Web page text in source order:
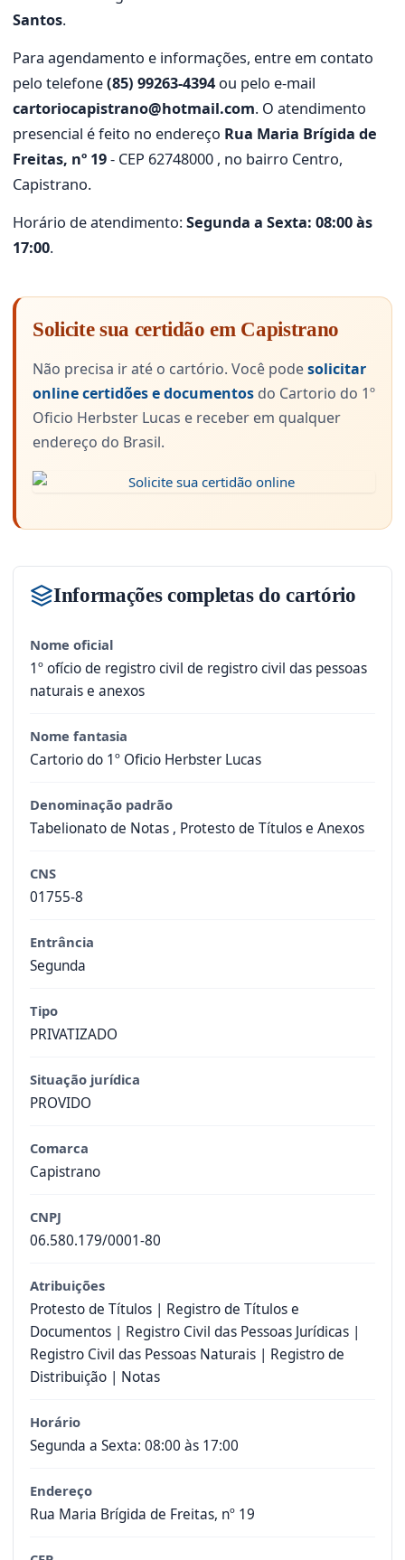
Santos.
Para agendamento e informações, entre em contato
pelo telefone(85) 99263-4394 ou pelo e-mail
cartoriocapistrano@hotmail.com. O atendimento
presencial é feito no endereço Rua Maria Brígida de
Freitas, nº 19- CEP 62748000 , no bairro Centro,
Capistrano.
Horário de atendimento:Segunda a Sexta: 08:00 às
17:00.
Solicite sua certidão em Capistrano
Não precisa ir até o cartório. Você podesolicitar
online certidões e documentos do Cartorio do 1º
Oficio Herbster Lucas e receber em qualquer
endereço do Brasil.
Informações completas do cartório
Nome oficial
1º ofício de registro civil de registro civil das pessoas
naturais e anexos
Nome fantasia
Cartorio do 1º Oficio Herbster Lucas
Denominação padrão
Tabelionato de Notas , Protesto de Títulos e Anexos
CNS
01755-8
Entrância
Segunda
Tipo
PRIVATIZADO
Situação jurídica
PROVIDO
Comarca
Capistrano
CNPJ
06.580.179/0001-80
Atribuições
Protesto de Títulos | Registro de Títulos e
Documentos | Registro Civil das Pessoas Jurídicas |
Registro Civil das Pessoas Naturais | Registro de
Distribuição | Notas
Horário
Segunda a Sexta: 08:00 às 17:00
Endereço
Rua Maria Brígida de Freitas, nº 19